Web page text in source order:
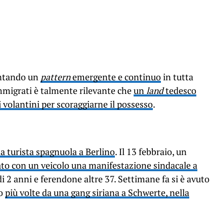
un patternemergente e continuoin tutta
è talmente rilevante cheunlandtedesco
per scoraggiarne il possesso.
turista spagnuola a Berlino. Il 13 febbraio, un
con un veicolo una manifestazione sindacale a
2 anni e ferendone altre 37. Settimane fa si è avuto
più volte da una gang siriana a Schwerte, nella